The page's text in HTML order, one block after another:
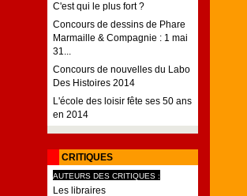
C'est qui le plus fort ?
Concours de dessins de Phare
Marmaille & Compagnie : 1 mai
31...
Concours de nouvelles du Labo
Des Histoires 2014
L'école des loisir fête ses 50 ans
en 2014
CRITIQUES
AUTEURS DES CRITIQUES :
Les libraires